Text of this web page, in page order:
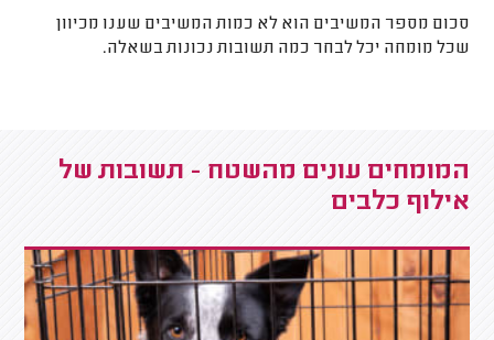
סכום מספר המשיבים הוא לא כמות המשיבים שענו מכיוון
שכל מומחה יכל לבחר כמה תשובות נכונות בשאלה.
המומחים עונים מהשטח - תשובות של
אילוף כלבים